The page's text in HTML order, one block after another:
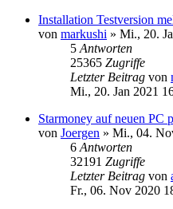
Installation Testversion
von markushi » Mi., 20.
5 Antworten
25365 Zugriffe
Letzter Beitrag von
Mi., 20. Jan 2021
Starmoney auf neuen PC
von Joergen » Mi., 04.
6 Antworten
32191 Zugriffe
Letzter Beitrag von
Fr., 06. Nov 2020